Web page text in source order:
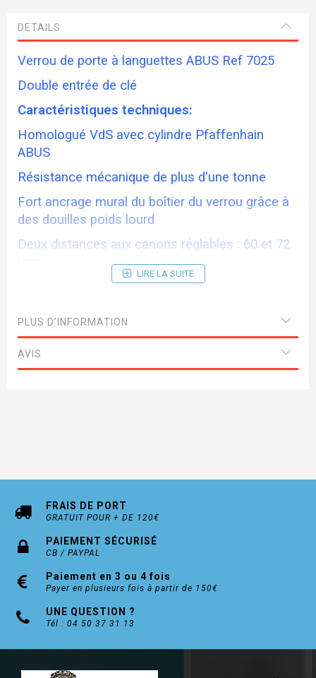
DETAILS
Verrou de porte à languettes ABUS Ref 7025
Double entrée de clé
Caractéristiques techniques:
Homologué VdS avec cylindre Pfaffenhain
ABUS
Résistance mécanique de plus d'une tonne
Fort ancrage mural du boîtier du verrou grâce à
des douilles poids lourd
Deux distances aux canons réglables : 60 et 72
Pêne ovale stable tout acier avec fermeture à
Facilement combinable avec la plaque
extérieure anti-arrachement PZS70
Version standard : avec série de cylindre
LIRE LA SUITE
PLUS D’INFORMATION
AVIS
FRAIS DE PORT
GRATUIT POUR + DE 120€
PAIEMENT SÉCURISÉ
CB / PAYPAL
Paiement en 3 ou 4 fois
Payer en plusieurs fois à partir de 150€
UNE QUESTION ?
Tél : 04 50 37 31 13